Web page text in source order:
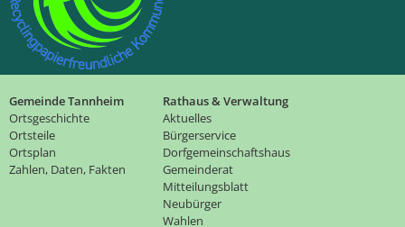
Gemeinde Tannheim
Ortsgeschichte
Ortsteile
Ortsplan
Zahlen, Daten, Fakten
Rathaus & Verwaltung
Aktuelles
Bürgerservice
Dorfgemeinschaftshaus
Gemeinderat
Mitteilungsblatt
Neubürger
Wahlen